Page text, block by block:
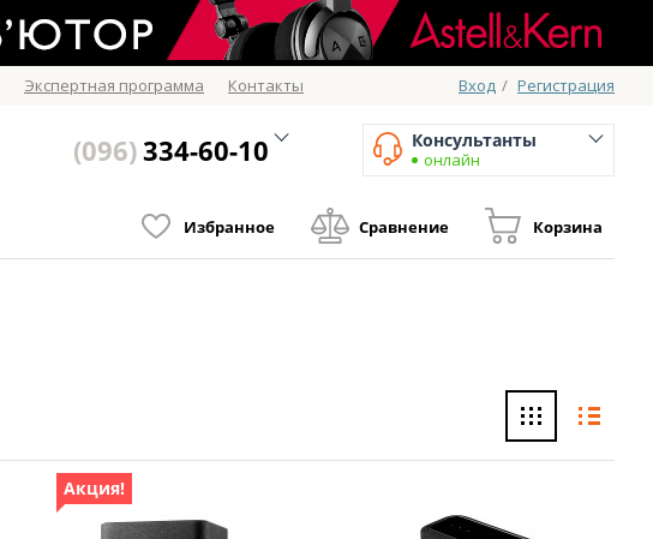
Экспертная программа Контакты Вход / Регистрация
(096)334-60-10 Консультанты
онлайн
Избранное Сравнение Корзина
Акция!